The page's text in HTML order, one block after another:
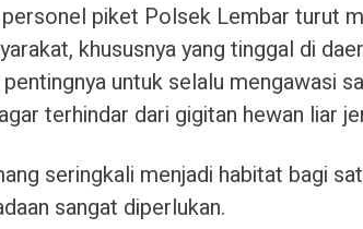
personel piket Polsek Lembar turut
khususnya yang tinggal di
untuk selalu mengawasi
terhindar dari gigitan hewan liar
seringkali menjadi habitat bagi
sangat diperlukan.